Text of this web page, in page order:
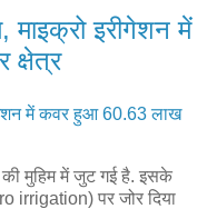
इरीगेशन में
में कवर हुआ 60.63 लाख
की मुहिम में जुट गई है. इसके
irrigation) पर जोर दिया